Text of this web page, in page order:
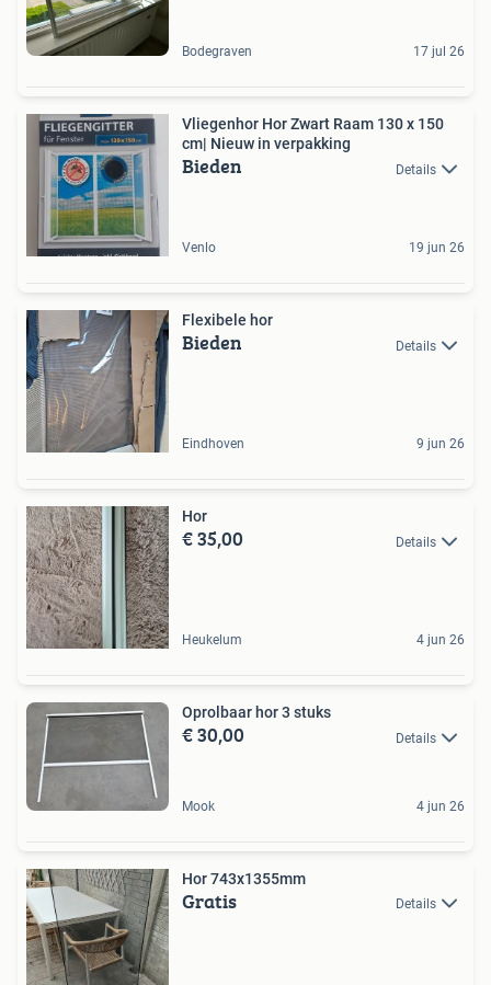
Bodegraven 17 jul 26
Vliegenhor Hor Zwart Raam 130 x 150
cm| Nieuw in verpakking
Bieden Details
Venlo 19 jun 26
Flexibele hor
Bieden Details
Eindhoven 9 jun 26
Hor
€ 35,00 Details
Heukelum 4 jun 26
Oprolbaar hor 3 stuks
€ 30,00 Details
Mook 4 jun 26
Hor 743x1355mm
Gratis Details